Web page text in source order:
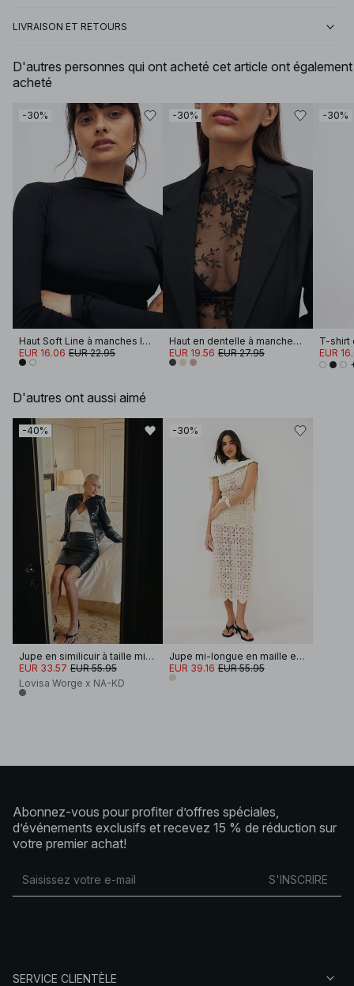
LIVRAISON ET RETOURS
D'autres personnes qui ont acheté cet article ont également
acheté
-30%
Haut Soft Line à manches longues et col cheminée
EUR 16.06 EUR 22.95
-30%
Haut en dentelle à manches longues
EUR 19.56 EUR 27.95
-30%
EUR
D'autres ont aussi aimé
-40%
Jupe en similicuir à taille mi-haute
EUR 33.57 EUR 55.95
Lovisa Worge x NA-KD
-30%
Jupe mi-longue en maille et au crochet
EUR 39.16 EUR 55.95
Abonnez-vous pour profiter d’offres spéciales,
d’événements exclusifs et recevez 15 % de réduction sur
votre premier achat!
S'INSCRIRE
SERVICE CLIENTÈLE